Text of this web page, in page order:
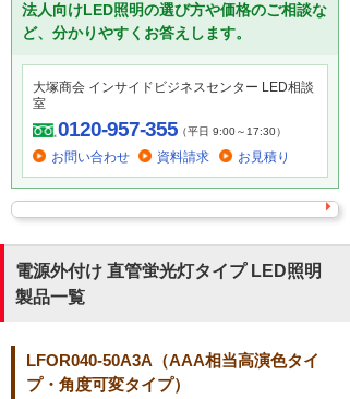
法人向けLED照明の選び方や価格のご相談な
ど、分かりやすくお答えします。
大塚商会 インサイドビジネスセンター LED相談
室
0120-957-355（平日 9:00～17:30）
お問い合わせ 資料請求 お見積り
電源外付け 直管蛍光灯タイプ LED照明
製品一覧
LFOR040-50A3A（AAA相当高演色タイ
プ・角度可変タイプ）